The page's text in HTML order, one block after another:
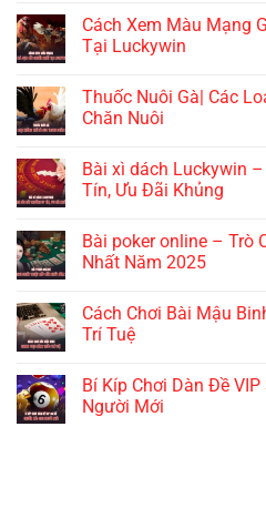
Cách Xem Màu Mạng
Tại Luckywin
Thuốc Nuôi Gà| Các
Chăn Nuôi
Bài xì dách Luckywin
Tín, Ưu Đãi Khủng
Bài poker online – Trò
Nhất Năm 2025
Cách Chơi Bài Mậu
Trí Tuệ
Bí Kíp Chơi Dàn Đề
Người Mới